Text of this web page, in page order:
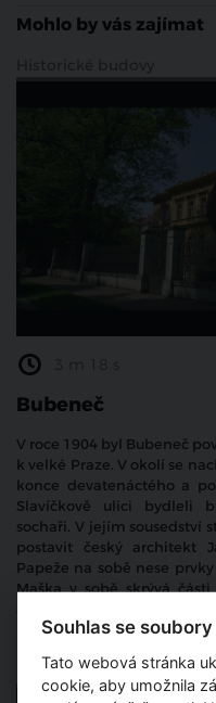
Mohlo by vás zajímat
Bubeneč
V roce 1904 byl Bubeneč
k velké Praze. V okolí se
konce devatenáctého a
Slavíčkově ulici bydleli
sochaři. V jejím sousedství
postavit český architekt
Papeže na sobě nese
Maška v sobě skrývá
projektoval slovenský
Historické budovy
Souhlas se
Tato webová stránka
cookie, aby umožnila